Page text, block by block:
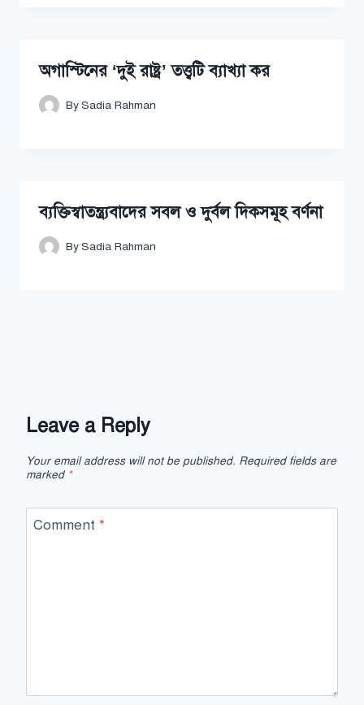
অগাস্টিনের ‘দুই রাষ্ট্র’ তত্ত্বটি ব্যাখ্যা কর
BySadia Rahman
ব্যক্তিস্বাতন্ত্র্যবাদের সবল ও দুর্বল দিকসমূহ বর্ণনা
BySadia Rahman
Leave a Reply
Your email address will not be published. Required fields are
marked *
Comment *